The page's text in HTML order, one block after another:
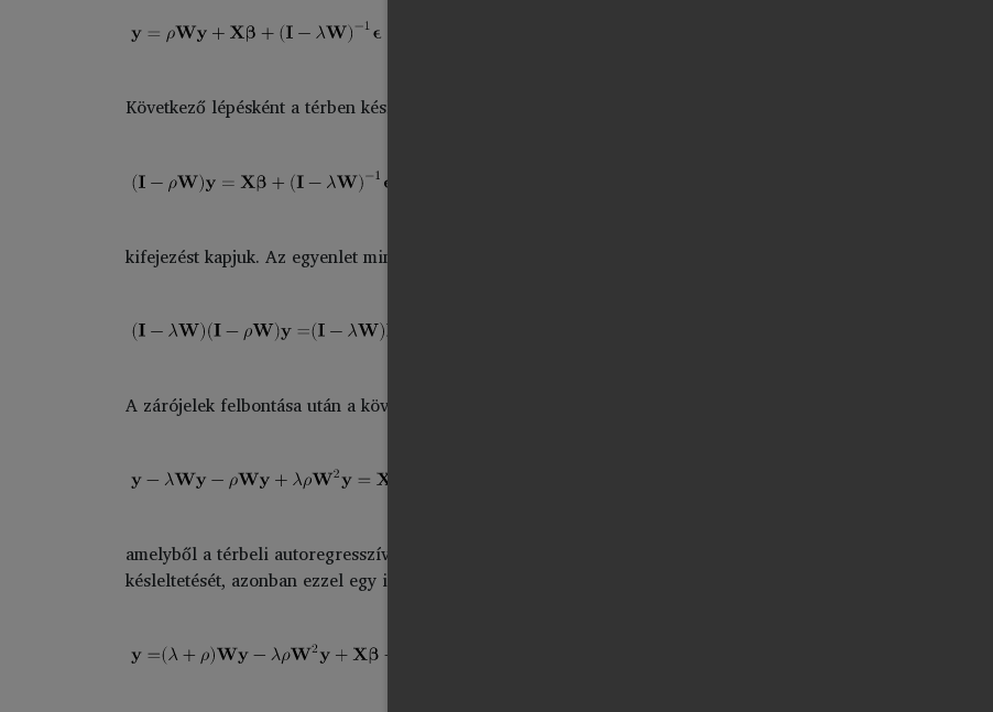
Következő lépésként a térben késleltetett függő változó bal oldalra rendezésével a
kifejezést kapjuk. Az egyenlet mindkét oldalát balról megszorozva
A zárójelek felbontása után a következő egyenlethez jutunk:
amelyből a térbeli autoregresszív kombinált modell egy olyan formáját lehet kifejezni, amely tartalmazza a
késleltetését, azonban ezzel egy időben a hibatag térbeli autokorrelációja már nincs jelen a modellben: